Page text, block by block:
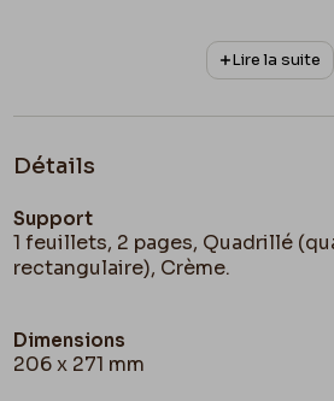
Lire la suite
Détails
Support
1 feuillets, 2 pages, Quadrillé
rectangulaire), Crème.
Dimensions
206 x 271 mm